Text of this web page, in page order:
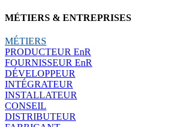
MÉTIERS & ENTREPRISES
MÉTIERS
PRODUCTEUR EnR
FOURNISSEUR EnR
DÉVELOPPEUR
INTÉGRATEUR
INSTALLATEUR
CONSEIL
DISTRIBUTEUR